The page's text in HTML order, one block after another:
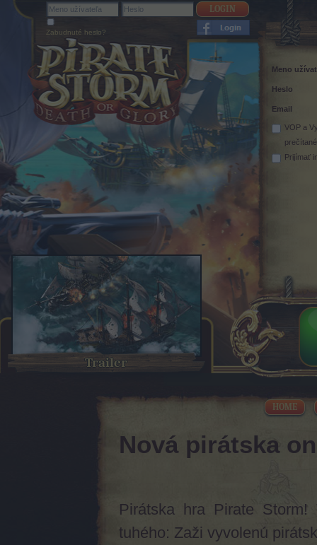
Zabudnuté heslo?
Meno
Heslo
Email
VOP a
Prijímať
Trailer
HOME
Nová pirátska
Pirátska hra Pirate Storm!
tuhého: Zaži vyvolenú